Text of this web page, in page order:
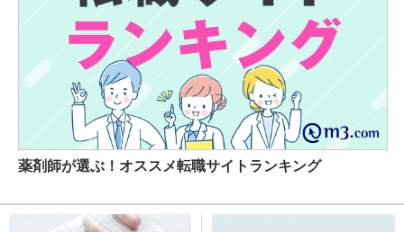
薬剤師が選ぶ！オススメ転職サイトランキング